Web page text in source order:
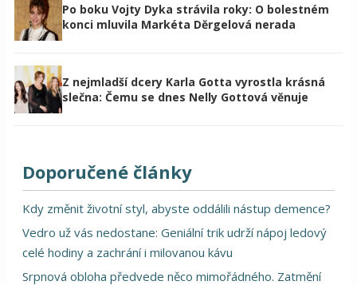
Po boku Vojty Dyka strávila roky: O bolestném
konci mluvila Markéta Děrgelová nerada
Z nejmladší dcery Karla Gotta vyrostla krásná
slečna: Čemu se dnes Nelly Gottová věnuje
Doporučené články
Kdy změnit životní styl, abyste oddálili nástup demence?
Vedro už vás nedostane: Geniální trik udrží nápoj ledový
celé hodiny a zachrání i milovanou kávu
Srpnová obloha předvede něco mimořádného. Zatmění